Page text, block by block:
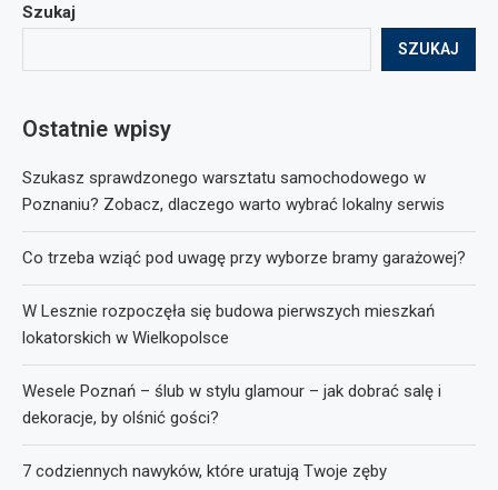
Szukaj
SZUKAJ
Ostatnie wpisy
Szukasz sprawdzonego warsztatu samochodowego w
Poznaniu? Zobacz, dlaczego warto wybrać lokalny serwis
Co trzeba wziąć pod uwagę przy wyborze bramy garażowej?
W Lesznie rozpoczęła się budowa pierwszych mieszkań
lokatorskich w Wielkopolsce
Wesele Poznań – ślub w stylu glamour – jak dobrać salę i
dekoracje, by olśnić gości?
7 codziennych nawyków, które uratują Twoje zęby